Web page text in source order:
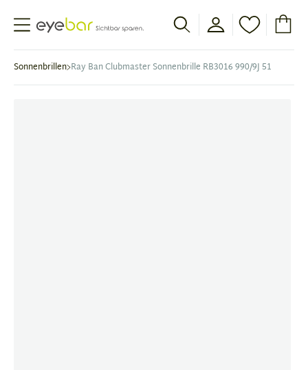
Abele Optic
Sonnenbrillen Ray Ban Clubmaster Sonnenbrille RB3016 990/9J 51